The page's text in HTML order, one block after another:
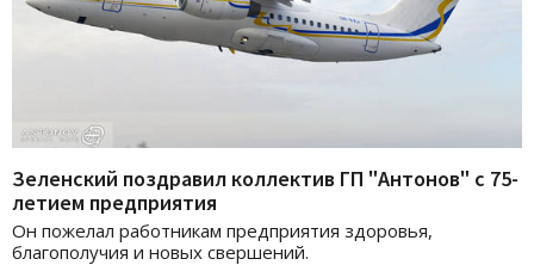
Зеленский поздравил коллектив ГП "Антонов" с 75-
летием предприятия
Он пожелал работникам предприятия здоровья,
благополучия и новых свершений.